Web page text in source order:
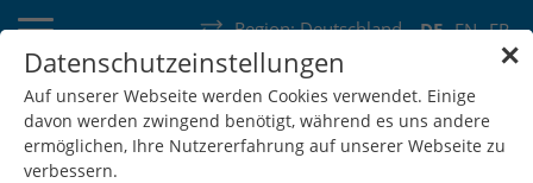
DE EN FR
Region: Deutschland
Deutschland Schweiz Österreich Belgien Frankreich
Luxemburg Niederlande Wallonie
✕
Datenschutzeinstellungen
Auf unserer Webseite werden Cookies verwendet. Einige
davon werden zwingend benötigt, während es uns andere
ermöglichen, Ihre Nutzererfahrung auf unserer Webseite zu
verbessern.